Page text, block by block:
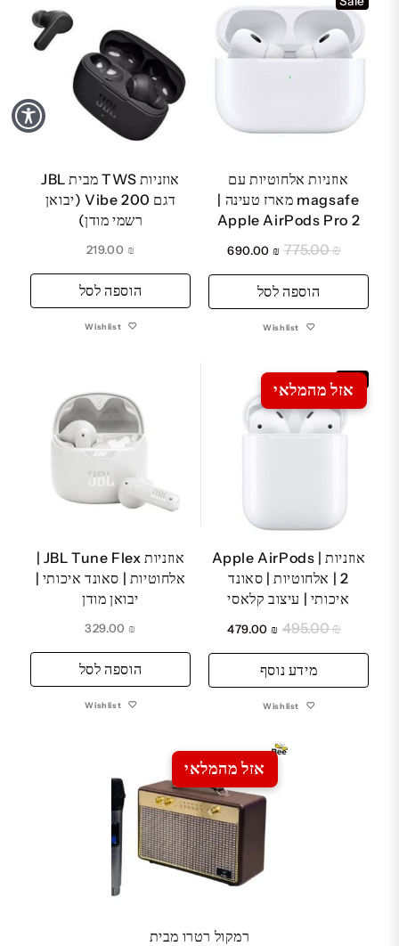
אוזניות אלחוטיות עם
magsafe מארז טעינה |
Apple AirPods Pro 2
₪
775.00
המחיר
היה:
₪ 775.00.
₪
690.00
המחיר
₪ 690.00.
הוספה לסל
Wishlist
אוזניות TWS מבית JBL
דגם Vibe 200 (יבואן
רשמי מודן)
₪
הוספה לסל
Wishlist
אזל מהמלאי
Sale
אוזניות | Apple AirPods
2 | אלחוטיות | סאונד
איכותי | עיצוב קלאסי
₪
495.00
המחיר
היה:
₪ 495.00.
₪
479.00
המחיר
₪ 479.00.
מידע נוסף
Wishlist
אוזניות JBL Tune Flex |
אלחוטיות | סאונד איכותי |
יבואן מודן
₪
הוספה לסל
Wishlist
אזל מהמלאי
רמקול רטרו מבית